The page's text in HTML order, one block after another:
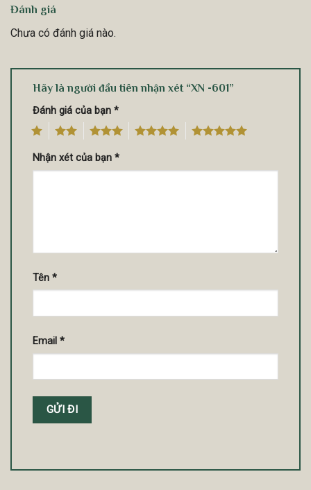
Đánh giá
Chưa có đánh giá nào.
Hãy là người đầu tiên nhận xét “XN -601”
Đánh giá của bạn *
4 5
Nhận xét của bạn *
Tên *
Email *